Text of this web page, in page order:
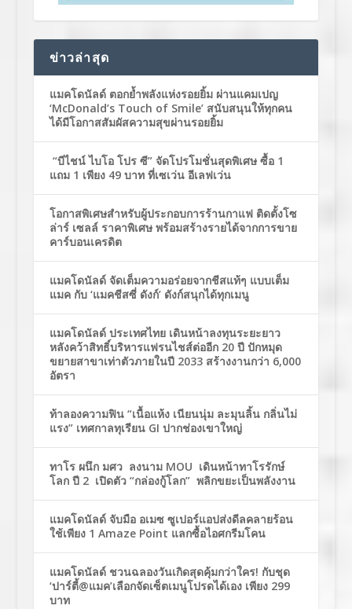
ข่าวล่าสุด
แมคโดนัลด์ ตอกย้ำพลังแห่งรอยยิ้ม ผ่านแคมเปญ
‘McDonald’s Touch of Smile’ สนับสนุนให้ทุกคน
ได้มีโอกาสสัมผัสความสุขผ่านรอยยิ้ม
“บีไชน์ ไบโอ โปร ซี” จัดโปรโมชั่นสุดพิเศษ ซื้อ 1
แถม 1 เพียง 49 บาท ที่เซเว่น อีเลฟเว่น
โอกาสพิเศษสำหรับผู้ประกอบการร้านกาแฟ ติดตั้งโซ
ล่าร์ เซลล์ ราคาพิเศษ พร้อมสร้างรายได้จากการขาย
คาร์บอนเครดิต
แมคโดนัลด์ จัดเต็มความอร่อยจากชีสแท้ๆ แบบเต็ม
แมค กับ ‘แมคชีสซี่ ดังก์’ ดังก์สนุกได้ทุกเมนู
แมคโดนัลด์ ประเทศไทย เดินหน้าลงทุนระยะยาว
หลังคว้าสิทธิ์บริหารแฟรนไชส์ต่ออีก 20 ปี ปักหมุด
ขยายสาขาเท่าตัวภายในปี 2033 สร้างงานกว่า 6,000
อัตรา
ท้าลองความฟิน “เนื้อแห้ง เนียนนุ่ม ละมุนลิ้น กลิ่นไม่
แรง” เทศกาลทุเรียน GI ปากช่องเขาใหญ่
ทาโร ผนึก มศว ลงนาม MOU เดินหน้าทาโรรักษ์
โลก ปี 2 เปิดตัว “กล่องกู้โลก” พลิกขยะเป็นพลังงาน
แมคโดนัลด์ จับมือ อเมซ ซูเปอร์แอปส่งดีลคลายร้อน
ใช้เพียง 1 Amaze Point แลกซื้อไอศกรีมโคน
แมคโดนัลด์ ชวนฉลองวันเกิดสุดคุ้มกว่าใคร! กับชุด
‘ปาร์ตี้@แมค’เลือกจัดเซ็ตเมนูโปรดได้เอง เพียง 299
บาท